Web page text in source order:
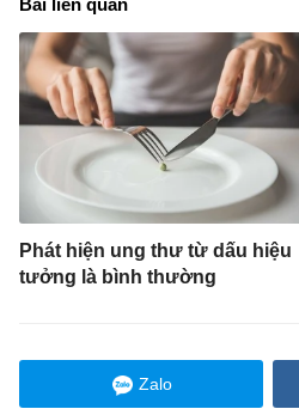
Phát hiện ung thư từ dấu hiệu
tưởng là bình thường
Zalo